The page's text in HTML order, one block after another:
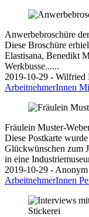
Anwerbebroschüre
Diese Broschüre
Elastisana, Benedikt
Werkbusse......
2019-10-29 - Wilfried
ArbeitnehmerInnen
Fräulein Muster-
Diese Postkarte
Glückwünschen zum
in eine
2019-10-29 - Anonym
ArbeitnehmerInnen